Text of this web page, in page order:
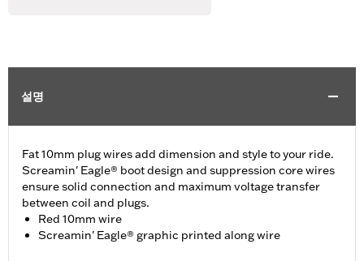
설명
Fat 10mm plug wires add dimension and style to your ride.
Screamin' Eagle® boot design and suppression core wires
ensure solid connection and maximum voltage transfer
between coil and plugs.
Red 10mm wire
Screamin' Eagle® graphic printed along wire